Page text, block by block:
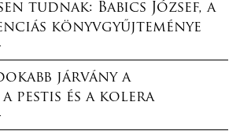
tudnak: Babics József, a
könyvgyűjteménye
járvány a
pestis és a kolera